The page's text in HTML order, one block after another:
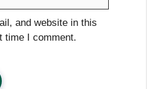
and website in this
time I comment.